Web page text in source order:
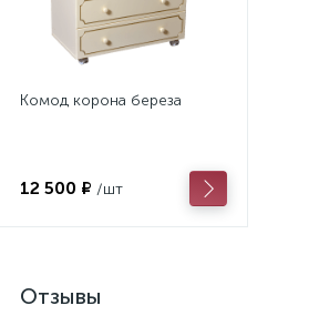
Комод корона береза
12 500 ₽ /шт
Отзывы